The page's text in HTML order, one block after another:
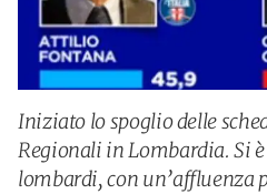
Iniziato lo spoglio delle
Regionali in Lombardia. Si
lombardi, con un’affluenza